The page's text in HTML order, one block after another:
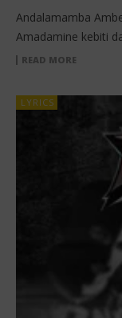
Andalamamba
Amadamine kebiti
READ MORE
LYRICS